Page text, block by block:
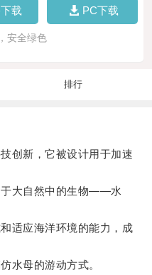
载 PC下载
安全绿色
排行
新，它被设计用于加速
大自然中的生物——水
应海洋环境的能力，成
母的游动方式。